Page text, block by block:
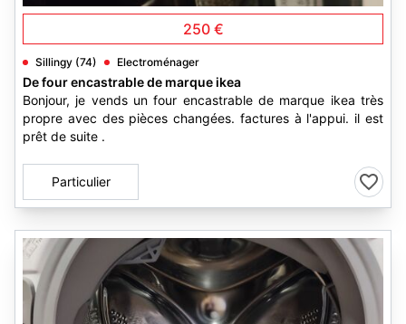
250 €
Sillingy (74) Electroménager
De four encastrable de marque ikea
Bonjour, je vends un four encastrable de marque ikea très
propre avec des pièces changées. factures à l'appui. il est
prêt de suite .
Particulier